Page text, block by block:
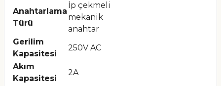
Anahtarlama
Türü
İp çekmeli
mekanik
anahtar
Gerilim
Kapasitesi
250V AC
Akım
Kapasitesi
2A